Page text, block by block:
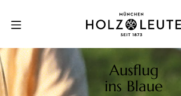
Zum Hauptinhalt springen
Ausflug
ins Blaue